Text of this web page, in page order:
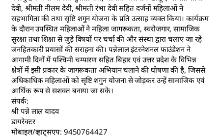
देवी, श्रीमती नीलम देवी, श्रीमती रंभा देवी सहित दर्जनों महिलाओं ने
सहभागिता की तथा सृष्टि शगुन योजना के प्रति उत्साह व्यक्त किया। कार्यक्रम
के दौरान उपस्थित महिलाओं ने महिला जागरूकता, स्वरोजगार, सामाजिक
सुरक्षा तथा शिक्षा से जुड़े विषयों पर चर्चा की और संस्था द्वारा चलाए जा रहे
जनहितकारी प्रयासों की सराहना की। पन्नेलाल इंटरनेशनल फाउंडेशन ने
आगामी दिनों में पश्चिमी चम्पारण सहित बिहार एवं उत्तर प्रदेश के विभिन्न
क्षेत्रों में इसी प्रकार के जागरूकता अभियान चलाने की घोषणा की है, जिससे
अधिकाधिक महिलाओं को सृष्टि शगुन योजना से जोड़कर उन्हें सामाजिक एवं
आर्थिक रूप से सशक्त बनाया जा सके।
संपर्क:
श्री पन्ने लाल यादव
डायरेक्टर
मोबाइल/व्हाट्सएप: 9450764427